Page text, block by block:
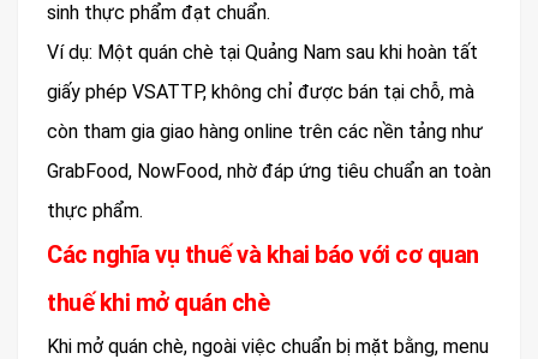
sinh thực phẩm đạt chuẩn.
Ví dụ: Một quán chè tại Quảng Nam sau khi hoàn tất
giấy phép VSATTP, không chỉ được bán tại chỗ, mà
còn tham gia giao hàng online trên các nền tảng như
GrabFood, NowFood, nhờ đáp ứng tiêu chuẩn an toàn
thực phẩm.
Các nghĩa vụ thuế và khai báo với cơ quan
thuế khi mở quán chè
Khi mở quán chè, ngoài việc chuẩn bị mặt bằng, menu